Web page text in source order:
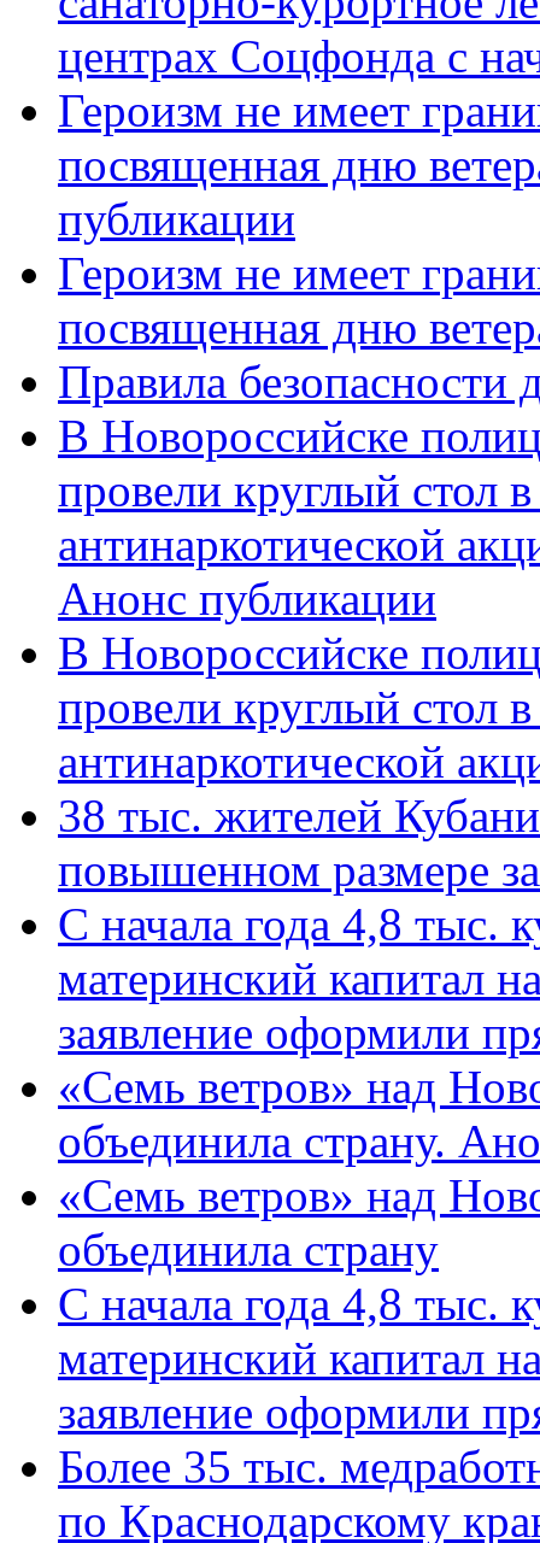
центрах Соцфонда с
Героизм не имеет
посвященная дню
публикации
Героизм не имеет
посвященная дню
Правила безопасности
В Новороссийске
провели круглый стол
антинаркотической
Анонс публикации
В Новороссийске
провели круглый стол
антинаркотической
38 тыс. жителей
повышенном размере
С начала года 4,8 тыс.
материнский капитал
заявление оформили
«Семь ветров» над
объединила страну.
«Семь ветров» над
объединила страну
С начала года 4,8 тыс.
материнский капитал
заявление оформили
Более 35 тыс.
по Краснодарскому